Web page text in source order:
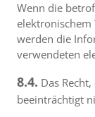
Wenn die
elektronischem
werden die
verwendeten
8.4. Das
beeinträchtigt